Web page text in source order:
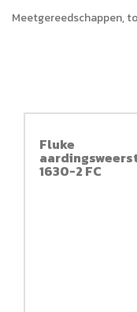
Meetgereedschappen,
Fluke
1630-2 FC